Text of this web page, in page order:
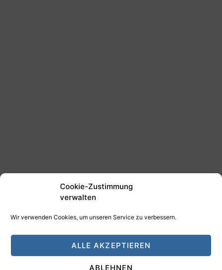
Cookie-Zustimmung
verwalten
Wir verwenden Cookies, um unseren Service zu verbessern.
ALLE AKZEPTIEREN
ABLEHNEN
HAMANN DESIGN - Digitale Medien